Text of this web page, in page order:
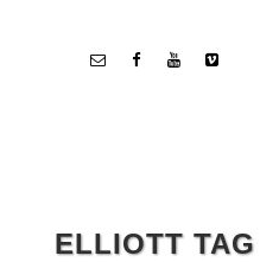
ELLIOTT TAG